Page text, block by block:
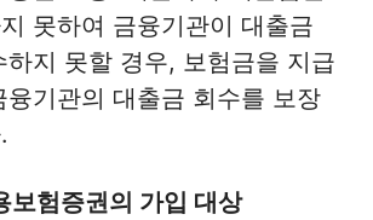
못하여 금융기관이 대출금
하지 못할 경우, 보험금을 지급
융기관의 대출금 회수를 보장
보험증권의 가입 대상